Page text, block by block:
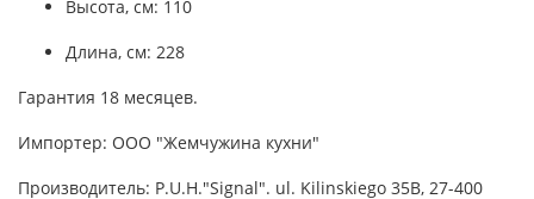
Высота, см: 110
Длина, см: 228
Гарантия 18 месяцев.
Импортер: ООО "Жемчужина кухни"
Производитель: P.U.H."Signal". ul. Kilinskiego 35B, 27-400